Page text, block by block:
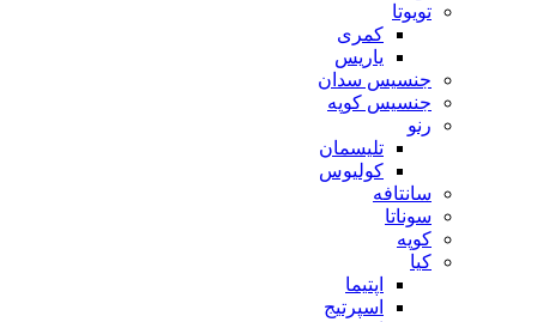
تویوتا
کمری
یاریس
جنسیس سدان
جنسیس کوپه
رنو
تلیسمان
کولیوس
سانتافه
سوناتا
کوپه
کیا
اپتیما
اسپرتیج